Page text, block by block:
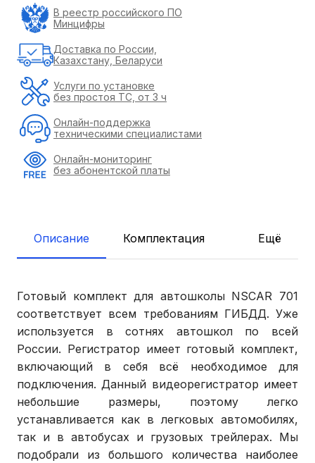
Описание Комплектация Ещё
Готовый комплект для автошколы NSCAR 701
соответствует всем требованиям ГИБДД. Уже
используется в сотнях автошкол по всей
России. Регистратор имеет готовый комплект,
включающий в себя всё необходимое для
подключения. Данный видеорегистратор имеет
небольшие размеры, поэтому легко
устанавливается как в легковых автомобилях,
так и в автобусах и грузовых трейлерах. Мы
подобрали из большого количества наиболее
В реестр российского ПО
Минцифры
Доставка по России,
Казахстану, Беларуси
Услуги по установке
без простоя ТС, от 3 ч
Онлайн-поддержка
техническими специалистами
Онлайн-мониторинг
без абонентской платы